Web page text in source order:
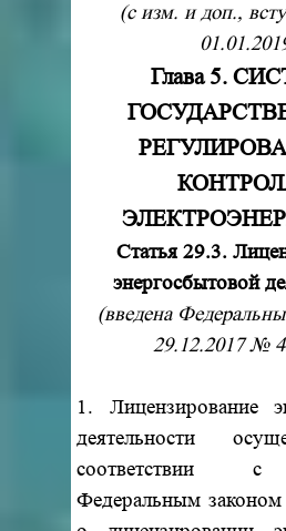
(с изм. и доп.,
Глава 5.
Статья 29.3.
энергосбытовой
(введена
29.12.2017 №
1. Лицензирование
деятельности
соответствии с
Федеральным